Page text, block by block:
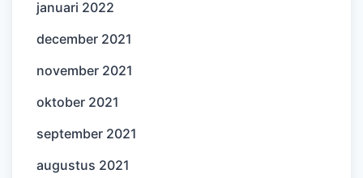
januari 2022
december 2021
november 2021
oktober 2021
september 2021
augustus 2021